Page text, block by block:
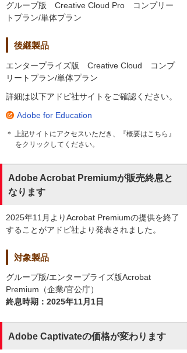
グループ版 Creative Cloud Pro コンプリー
トプラン/単体プラン
後継製品
エンタープライズ版 Creative Cloud コンプ
リートプラン/単体プラン
詳細は以下アドビ社サイトをご確認ください。
Adobe for Education
＊ 上記サイトにアクセスいただき、『概要はこちら』
をクリックしてください。
Adobe Acrobat Premiumが販売終息と
なります
2025年11月よりAcrobat Premiumの提供を終了
することがアドビ社より発表されました。
対象製品
グループ版/エンタープライズ版Acrobat
Premium（企業/官公庁）
終息時期：2025年11月1日
Adobe Captivateの価格が変わります